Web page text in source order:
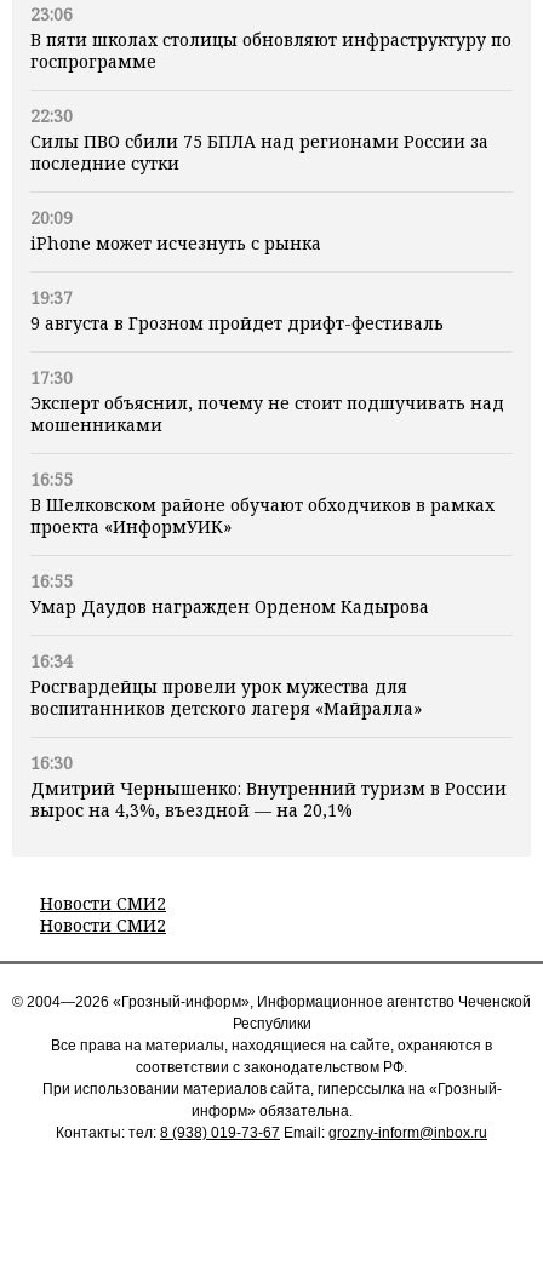
23:06
В пяти школах столицы обновляют инфраструктуру по
госпрограмме
22:30
Силы ПВО сбили 75 БПЛА над регионами России за
последние сутки
20:09
iPhone может исчезнуть с рынка
19:37
9 августа в Грозном пройдет дрифт-фестиваль
17:30
Эксперт объяснил, почему не стоит подшучивать над
мошенниками
16:55
В Шелковском районе обучают обходчиков в рамках
проекта «ИнформУИК»
16:55
Умар Даудов награжден Орденом Кадырова
16:34
Росгвардейцы провели урок мужества для
воспитанников детского лагеря «Майралла»
16:30
Дмитрий Чернышенко: Внутренний туризм в России
вырос на 4,3%, въездной — на 20,1%
Новости СМИ2
Новости СМИ2
© 2004—2026 «Грозный-информ», Информационное агентство Чеченской
Республики
Все права на материалы, находящиеся на сайте, охраняются в
соответствии с законодательством РФ.
При использовании материалов сайта, гиперссылка на «Грозный-
информ» обязательна.
Контакты: тел: 8 (938) 019-73-67 Email: grozny-inform@inbox.ru